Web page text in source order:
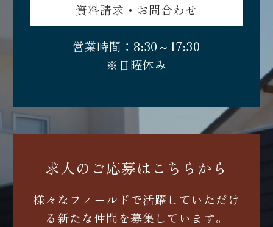
資料請求・お問合わせ
営業時間：8:30～17:30
※日曜休み
求人のご応募はこちらから
様々なフィールドで活躍していただけ
る新たな仲間を募集しています。